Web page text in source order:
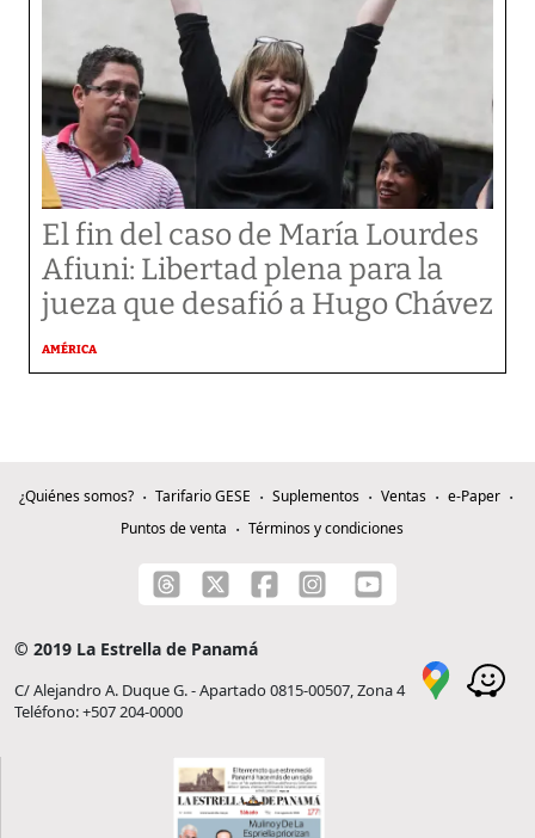
El fin del caso de María Lourdes
Afiuni: Libertad plena para la
jueza que desafió a Hugo Chávez
AMÉRICA
¿Quiénes somos? Tarifario GESE Suplementos Ventas
e-Paper
Puntos de venta
Términos y condiciones
© 2019 La Estrella de Panamá
C/ Alejandro A. Duque G. - Apartado 0815-00507, Zona 4
Teléfono: +507 204-0000